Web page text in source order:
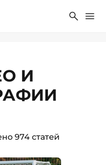
Поиск
И
974 статей